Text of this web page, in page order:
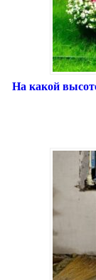
На какой